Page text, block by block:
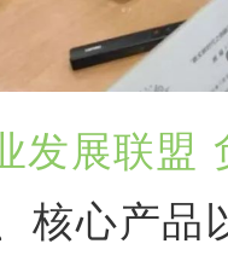
发展联盟
核心产